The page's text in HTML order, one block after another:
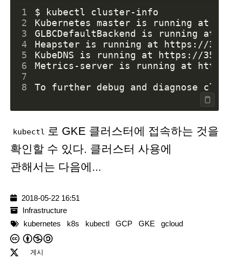
1
2
3
4
5
6
7
8
To further debug and diagnose
kubectl 로 GKE 클러스터에 접속하는 것을
확인할 수 있다. 클러스터 사용에
관해서는 다음에...
2018-05-22 16:51
Infrastructure
kubernetes
k8s kubectl GCP GKE gcloud
게시